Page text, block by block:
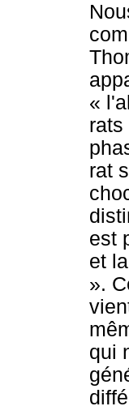
«
rats
rat
est
et
».
qui